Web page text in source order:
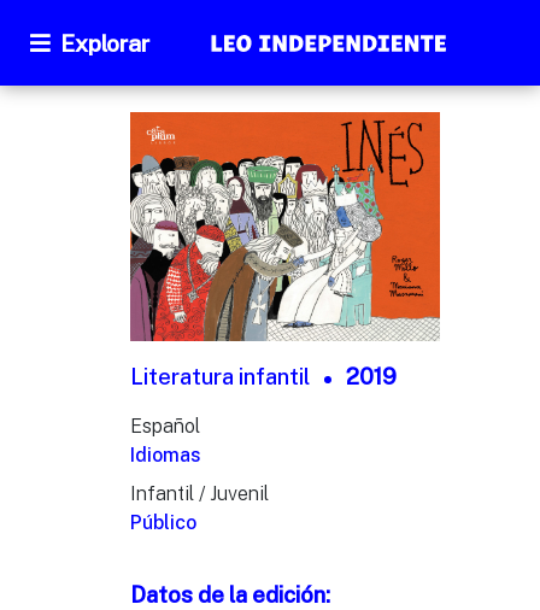
Explorar
Literatura infantil 2019
Español
Idiomas
Infantil / Juvenil
Público
Datos de la edición: